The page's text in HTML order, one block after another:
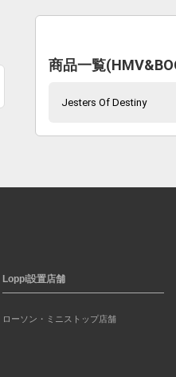
商品一覧
Jesters Of Destiny
Loppi設置店舗
ローソン・ミニストップ店舗